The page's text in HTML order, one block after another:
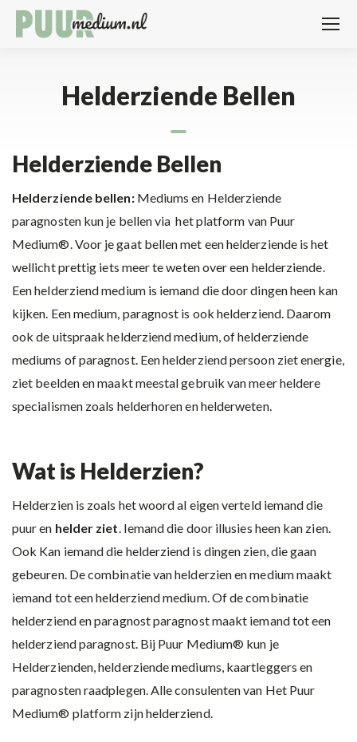
Helderziende Bellen
Helderziende Bellen
Helderziende bellen: Mediums en Helderziende
paragnosten kun je bellen via het platform van Puur
Medium®. Voor je gaat bellen met een helderziende is het
wellicht prettig iets meer te weten over een helderziende.
Een helderziend medium is iemand die door dingen heen kan
kijken. Een medium, paragnost is ook helderziend. Daarom
ook de uitspraak helderziend medium, of helderziende
mediums of paragnost. Een helderziend persoon ziet energie,
ziet beelden en maakt meestal gebruik van meer heldere
specialismen zoals helderhoren en helderweten.
Wat is Helderzien?
Helderzien is zoals het woord al eigen verteld iemand die
puur en helder ziet. Iemand die door illusies heen kan zien.
Ook Kan iemand die helderziend is dingen zien, die gaan
gebeuren. De combinatie van helderzien en medium maakt
iemand tot een helderziend medium. Of de combinatie
helderziend en paragnost paragnost maakt iemand tot een
helderziend paragnost. Bij Puur Medium® kun je
Helderzienden, helderziende mediums, kaartleggers en
paragnosten raadplegen. Alle consulenten van Het Puur
Medium® platform zijn helderziend.